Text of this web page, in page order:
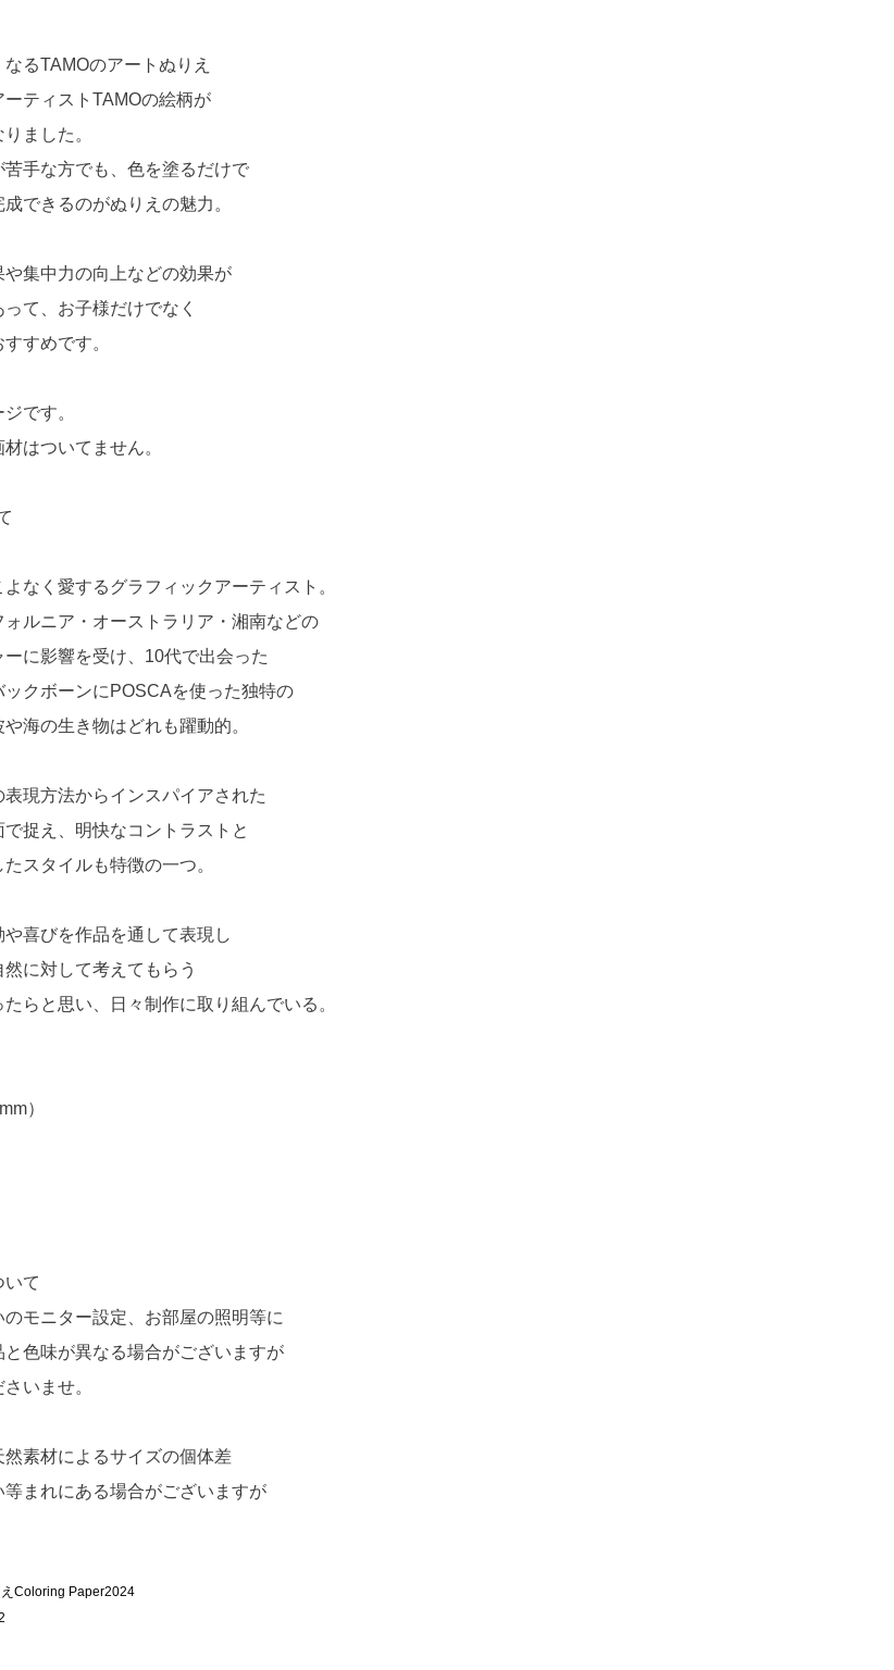
るTAMOのアートぬりえ
ティストTAMOの絵柄が
ました。
手な方でも、色を塗るだけで
できるのがぬりえの魅力。
や集中力の向上などの効果が
て、お子様だけでなく
すめです。
です。
はついてません。
なく愛するグラフィックアーティスト。
ルニア・オーストラリア・湘南などの
ーに影響を受け、10代で出会った
ックボーンにPOSCAを使った独特の
海の生き物はどれも躍動的。
現方法からインスパイアされた
で捉え、明快なコントラストと
スタイルも特徴の一つ。
喜びを作品を通して表現し
に対して考えてもらう
らと思い、日々制作に取り組んでいる。
）
て
モニター設定、お部屋の照明等に
と色味が異なる場合がございますが
いませ。
素材によるサイズの個体差
等まれにある場合がございますが
Coloring Paper2024